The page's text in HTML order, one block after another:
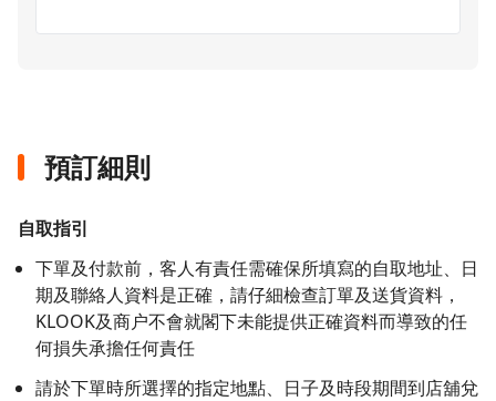
預訂細則
自取指引
下單及付款前，客人有責任需確保所填寫的自取地址、日
期及聯絡人資料是正確，請仔細檢查訂單及送貨資料，
KLOOK及商户不會就閣下未能提供正確資料而導致的任
何損失承擔任何責任
請於下單時所選擇的指定地點、日子及時段期間到店舖兌